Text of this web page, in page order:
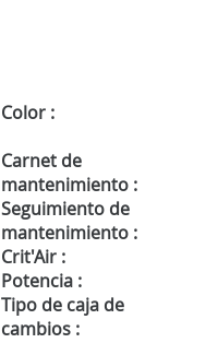
Color :
Carnet de
mantenimiento :
Seguimiento de
mantenimiento :
Crit'Air :
Potencia :
Tipo de caja de
cambios :